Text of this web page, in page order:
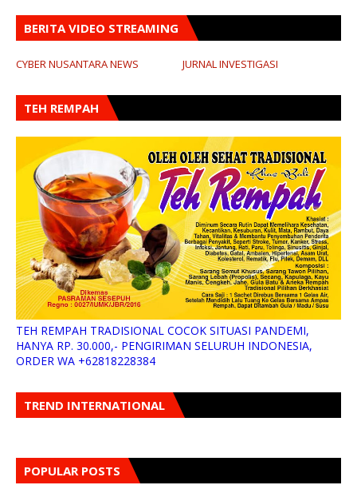
BERITA VIDEO STREAMING
CYBER NUSANTARA NEWS JURNAL INVESTIGASI
TEH REMPAH
TEH REMPAH TRADISIONAL COCOK SITUASI PANDEMI,
HANYA RP. 30.000,- PENGIRIMAN SELURUH INDONESIA,
ORDER WA +62818228384
TREND INTERNATIONAL
POPULAR POSTS